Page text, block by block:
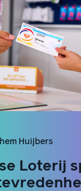
Huijbers
Loterij